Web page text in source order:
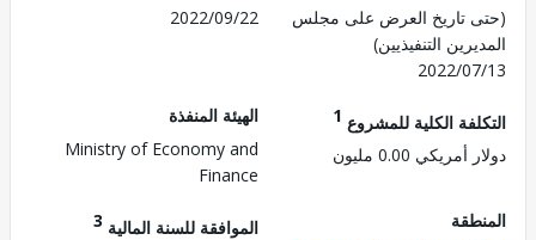
تاريخ العرض على مجلس
التنفيذيين)
2022/
2022/09/22
الكلية للمشروع1
0.00 مليون
الهيئة المنفذة
Ministry of Economy and
الموافقة للسنة المالية3